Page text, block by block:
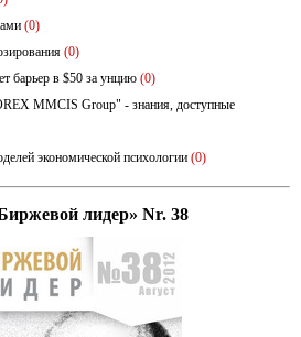
(0)
(0)
барьер в $50 за унцию (0)
MMCIS Group" - знания, доступные
экономической психологии (0)
лидер» Nr. 38